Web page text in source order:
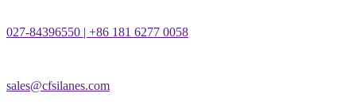
027-84396550 | +86 181 6277 0058
sales@cfsilanes.com